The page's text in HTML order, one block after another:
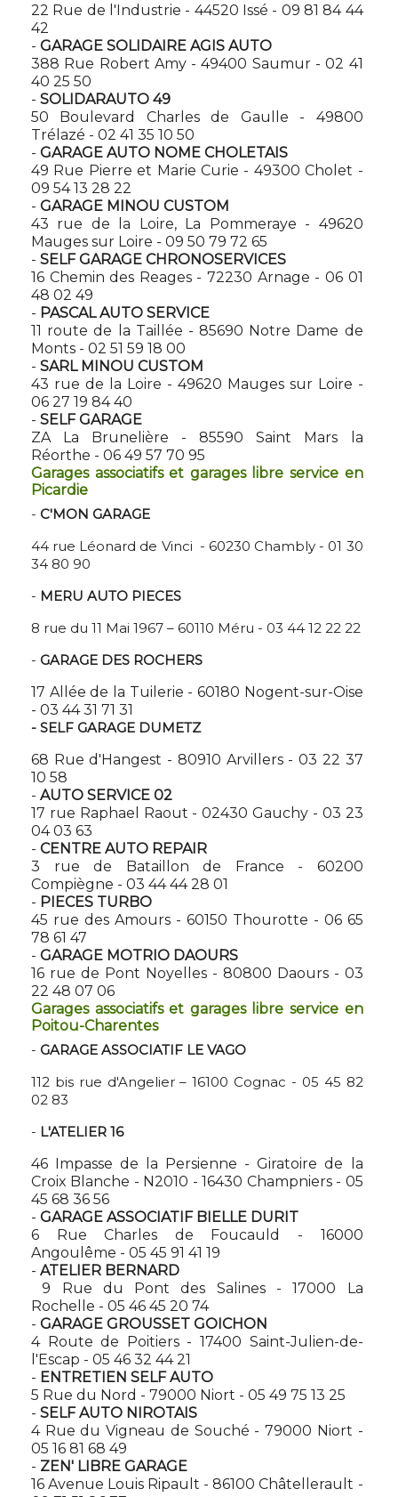
22 Rue de l'Industrie - 44520 Issé - 09 81 84 44
42
- GARAGE SOLIDAIRE AGIS AUTO
388 Rue Robert Amy - 49400 Saumur - 02 41
40 25 50
- SOLIDARAUTO 49
50 Boulevard Charles de Gaulle - 49800
Trélazé - 02 41 35 10 50
- GARAGE AUTO NOME CHOLETAIS
49 Rue Pierre et Marie Curie - 49300 Cholet -
09 54 13 28 22
- GARAGE MINOU CUSTOM
43 rue de la Loire, La Pommeraye - 49620
Mauges sur Loire - 09 50 79 72 65
- SELF GARAGE CHRONOSERVICES
16 Chemin des Reages - 72230 Arnage - 06 01
48 02 49
- PASCAL AUTO SERVICE
11 route de la Taillée - 85690 Notre Dame de
Monts - 02 51 59 18 00
- SARL MINOU CUSTOM
43 rue de la Loire - 49620 Mauges sur Loire -
06 27 19 84 40
- SELF GARAGE
ZA La Brunelière - 85590 Saint Mars la
Réorthe - 06 49 57 70 95
Garages associatifs et garages libre service en
Picardie
- C'MON GARAGE
44 rue Léonard de Vinci - 60230 Chambly - 01 30
34 80 90
- MERU AUTO PIECES
8 rue du 11 Mai 1967 – 60110 Méru - 03 44 12 22 22
- GARAGE DES ROCHERS
17 Allée de la Tuilerie - 60180 Nogent-sur-Oise
- 03 44 31 71 31
- SELF GARAGE DUMETZ
68 Rue d'Hangest - 80910 Arvillers - 03 22 37
10 58
- AUTO SERVICE 02
17 rue Raphael Raout - 02430 Gauchy - 03 23
04 03 63
- CENTRE AUTO REPAIR
3 rue de Bataillon de France - 60200
Compiègne - 03 44 44 28 01
- PIECES TURBO
45 rue des Amours - 60150 Thourotte - 06 65
78 61 47
- GARAGE MOTRIO DAOURS
16 rue de Pont Noyelles - 80800 Daours - 03
22 48 07 06
Garages associatifs et garages libre service en
Poitou-Charentes
- GARAGE ASSOCIATIF LE VAGO
112 bis rue d'Angelier – 16100 Cognac - 05 45 82
02 83
- L'ATELIER 16
46 Impasse de la Persienne - Giratoire de la
Croix Blanche - N2010 - 16430 Champniers - 05
45 68 36 56
- GARAGE ASSOCIATIF BIELLE DURIT
6 Rue Charles de Foucauld - 16000
Angoulême - 05 45 91 41 19
- ATELIER BERNARD
9 Rue du Pont des Salines - 17000 La
Rochelle - 05 46 45 20 74
- GARAGE GROUSSET GOICHON
4 Route de Poitiers - 17400 Saint-Julien-de-
l'Escap - 05 46 32 44 21
- ENTRETIEN SELF AUTO
5 Rue du Nord - 79000 Niort - 05 49 75 13 25
- SELF AUTO NIROTAIS
4 Rue du Vigneau de Souché - 79000 Niort -
05 16 81 68 49
- ZEN' LIBRE GARAGE
16 Avenue Louis Ripault - 86100 Châtellerault -